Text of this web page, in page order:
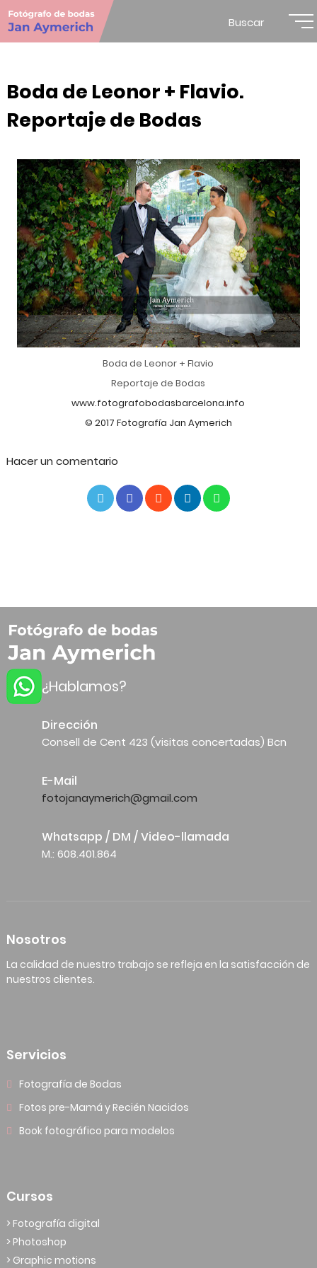
Buscar
Boda de Leonor + Flavio.
Reportaje de Bodas
Boda de Leonor + Flavio
Reportaje de Bodas
www.fotografobodasbarcelona.info
© 2017 Fotografía Jan Aymerich
Hacer un comentario
¿Hablamos?
Dirección
Consell de Cent 423 (visitas concertadas) Bcn
E-Mail
fotojanaymerich@gmail.com
Whatsapp / DM / Video-llamada
M.: 608.401.864
Nosotros
La calidad de nuestro trabajo se refleja en la satisfacción de
nuestros clientes.
Servicios
Fotografía de Bodas
Fotos pre-Mamá y Recién Nacidos
Book fotográfico para modelos
Cursos
> Fotografía digital
> Photoshop
> Graphic motions